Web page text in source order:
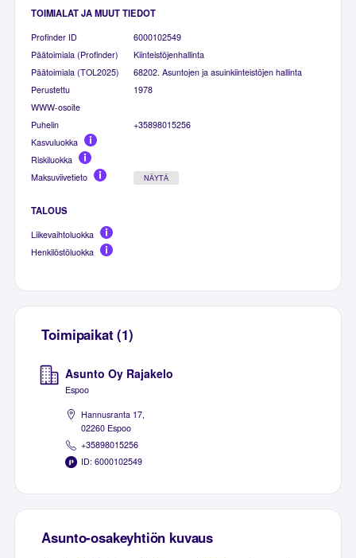
TOIMIALAT JA MUUT TIEDOT
Profinder ID
6000102549
Päätoimiala (Profinder)
Kiinteistöjenhallinta
Päätoimiala (TOL2025)
68202. Asuntojen ja asuinkiinteistöjen hallinta
Perustettu
1978
WWW-osoite
Puhelin
+35898015256
Kasvuluokka
Riskiluokka
Maksuviivetieto
NÄYTÄ
TALOUS
Liikevaihtoluokka
Henkilöstöluokka
Toimipaikat (1)
Asunto Oy Rajakelo
Espoo
Hannusranta 17,
02260 Espoo
+35898015256
ID: 6000102549
Asunto-osakeyhtiön kuvaus